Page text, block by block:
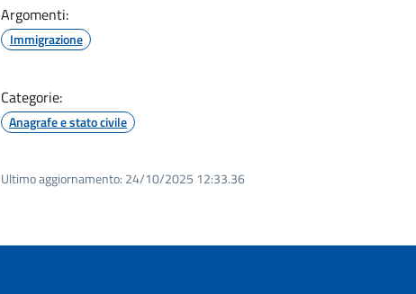
Argomenti:
Immigrazione
Categorie:
Anagrafe e stato civile
Ultimo aggiornamento: 24/10/2025 12:33.36